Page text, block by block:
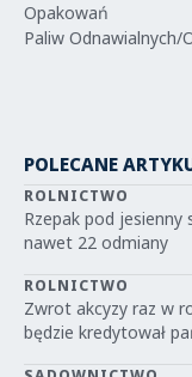
Opakowań
Paliw Odnawialnych/
POLECANE
ROLNICTWO
Rzepak pod jesienny
nawet 22 odmiany
ROLNICTWO
Zwrot akcyzy raz w
będzie kredytował